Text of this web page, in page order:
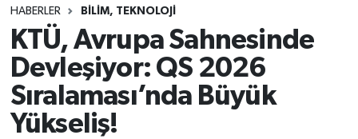
HABERLER BILIM, TEKNOLOJI
KTÜ, Avrupa Sahnesinde
Devleşiyor: QS 2026
Sıralaması’nda Büyük
Yükseliş!
Trafik Durumu
Süper Lig Puan Durumu ve Fikstür
Tüm Manşetler
Son Dakika Haberleri